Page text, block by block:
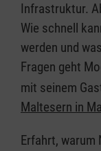
Infrastruktur.
Wie schnell
werden und
Fragen geht
mit seinem
Maltesern in
Erfahrt, warum